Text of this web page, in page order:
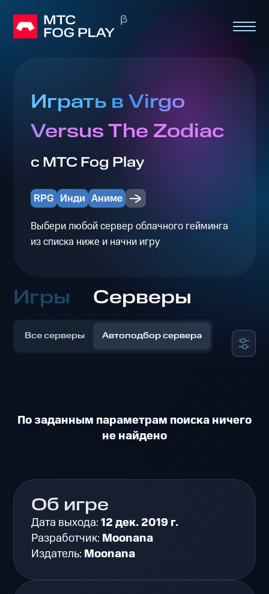
Играть в Virgo
Versus The Zodiac
с МТС Fog Play
RPG Инди Аниме
Выбери любой сервер облачного гейминга
из списка ниже и начни игру
Игры Серверы
Все серверы Автоподбор сервера
По заданным параметрам поиска ничего
не найдено
Об игре
Дата выхода:12 дек. 2019 г.
Разработчик: Moonana
Издатель: Moonana